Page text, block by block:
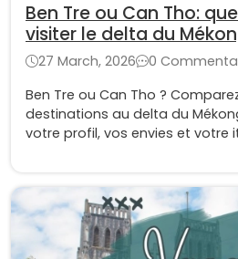
Ben Tre ou Can Tho:
visiter le delta du
27 March, 2026
0
Ben Tre ou Can Tho ?
destinations au delta du
votre profil, vos envies et votre